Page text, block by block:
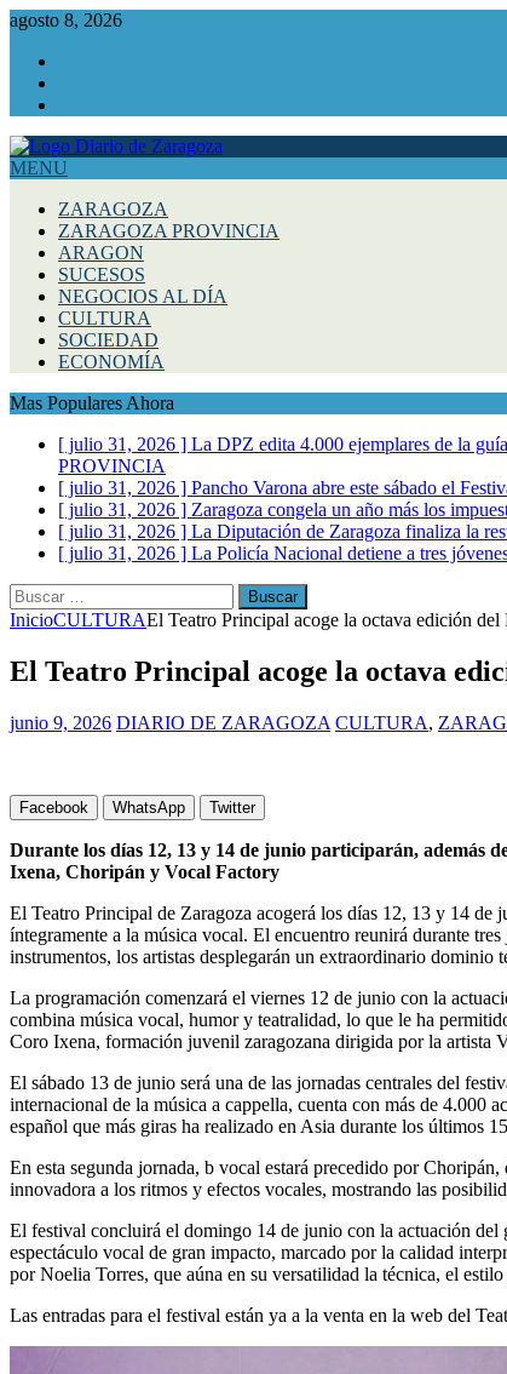
agosto 8, 2026
MENU
ZARAGOZA
ZARAGOZA PROVINCIA
ARAGON
SUCESOS
NEGOCIOS AL DÍA
CULTURA
SOCIEDAD
ECONOMÍA
Mas Populares Ahora
[ julio 31, 2026 ] La DPZ edita 4.000 ejemplares de la
PROVINCIA
[ julio 31, 2026 ] Pancho Varona abre este sábado el
[ julio 31, 2026 ] Zaragoza congela un año más los
[ julio 31, 2026 ] La Diputación de Zaragoza finaliza la
[ julio 31, 2026 ] La Policía Nacional detiene a tres
Buscar:
InicioCULTURAEl Teatro Principal acoge la octava edición
El Teatro Principal acoge la octava
junio 9, 2026 DIARIO DE ZARAGOZA CULTURA,
Facebook WhatsApp Twitter
Durante los días 12, 13 y 14 de junio participarán, además
Ixena, Choripán y Vocal Factory
El Teatro Principal de Zaragoza acogerá los días 12, 13 y 14
íntegramente a la música vocal. El encuentro reunirá durante
instrumentos, los artistas desplegarán un extraordinario dominio
La programación comenzará el viernes 12 de junio con la
combina música vocal, humor y teatralidad, lo que le ha
Coro Ixena, formación juvenil zaragozana dirigida por la artista
El sábado 13 de junio será una de las jornadas centrales del
internacional de la música a cappella, cuenta con más de 4.000
español que más giras ha realizado en Asia durante los últimos
En esta segunda jornada, b vocal estará precedido por
innovadora a los ritmos y efectos vocales, mostrando las
El festival concluirá el domingo 14 de junio con la actuación del
espectáculo vocal de gran impacto, marcado por la calidad
por Noelia Torres, que aúna en su versatilidad la técnica, el
Las entradas para el festival están ya a la venta en la web del